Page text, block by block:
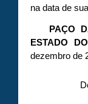
na data de
PAÇO
ESTADO
dezembro de